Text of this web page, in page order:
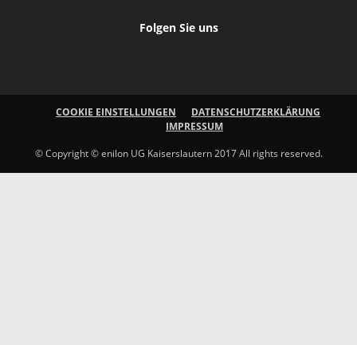
Folgen Sie uns
COOKIE EINSTELLUNGEN
DATENSCHUTZERKLÄRUNG
IMPRESSUM
© Copyright © enilon UG Kaiserslautern 2017 All rights reserved.